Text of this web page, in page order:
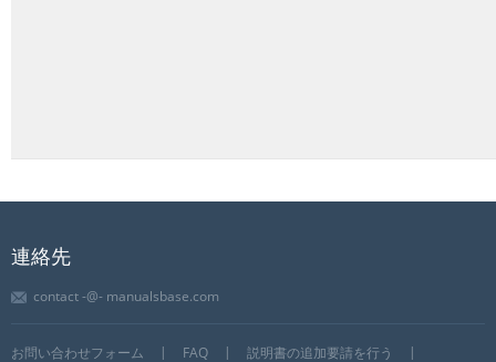
連絡先
contact -@- manualsbase.com
お問い合わせフォーム FAQ 説明書の追加要請を行う